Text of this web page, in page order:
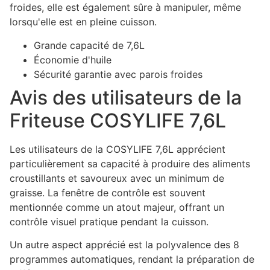
froides, elle est également sûre à manipuler, même
lorsqu'elle est en pleine cuisson.
Grande capacité de 7,6L
Économie d'huile
Sécurité garantie avec parois froides
Avis des utilisateurs de la
Friteuse COSYLIFE 7,6L
Les utilisateurs de la COSYLIFE 7,6L apprécient
particulièrement sa capacité à produire des aliments
croustillants et savoureux avec un minimum de
graisse. La fenêtre de contrôle est souvent
mentionnée comme un atout majeur, offrant un
contrôle visuel pratique pendant la cuisson.
Un autre aspect apprécié est la polyvalence des 8
programmes automatiques, rendant la préparation de